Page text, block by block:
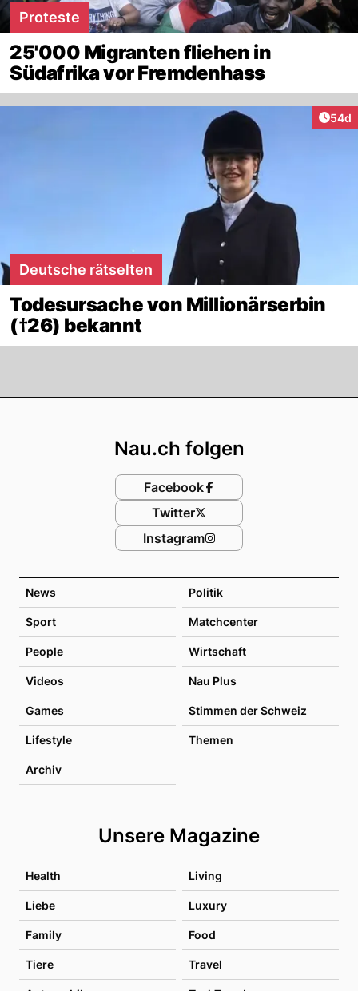
Proteste
25'000 Migranten fliehen in
Südafrika vor Fremdenhass
54d
Deutsche rätselten
Todesursache von Millionärserbin
(†26) bekannt
News Politik
Sport Matchcenter
People Wirtschaft
Videos Nau Plus
Games Stimmen der Schweiz
Lifestyle Themen
Archiv
Unsere Magazine
Health Living
Liebe Luxury
Family Food
Tiere Travel
Nau.ch folgen
Facebook
Twitter
Instagram